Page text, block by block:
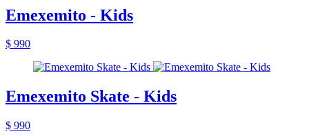
Emexemito - Kids
$ 990
Emexemito Skate - Kids
$ 990